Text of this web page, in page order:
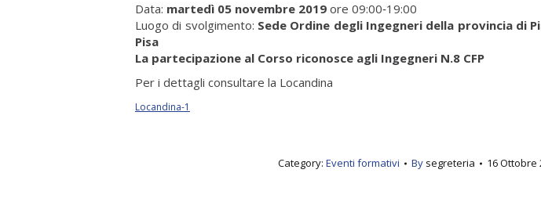
Data: martedì 05 novembre 2019 ore 09:00‐19:00
Luogo di svolgimento: Sede Ordine degli Ingegneri della provincia di
Pisa
La partecipazione al Corso riconosce agli Ingegneri N.8 CFP
Per i dettagli consultare la Locandina
Locandina-1
Category: Eventi formativi By segreteria 16 Ottobre